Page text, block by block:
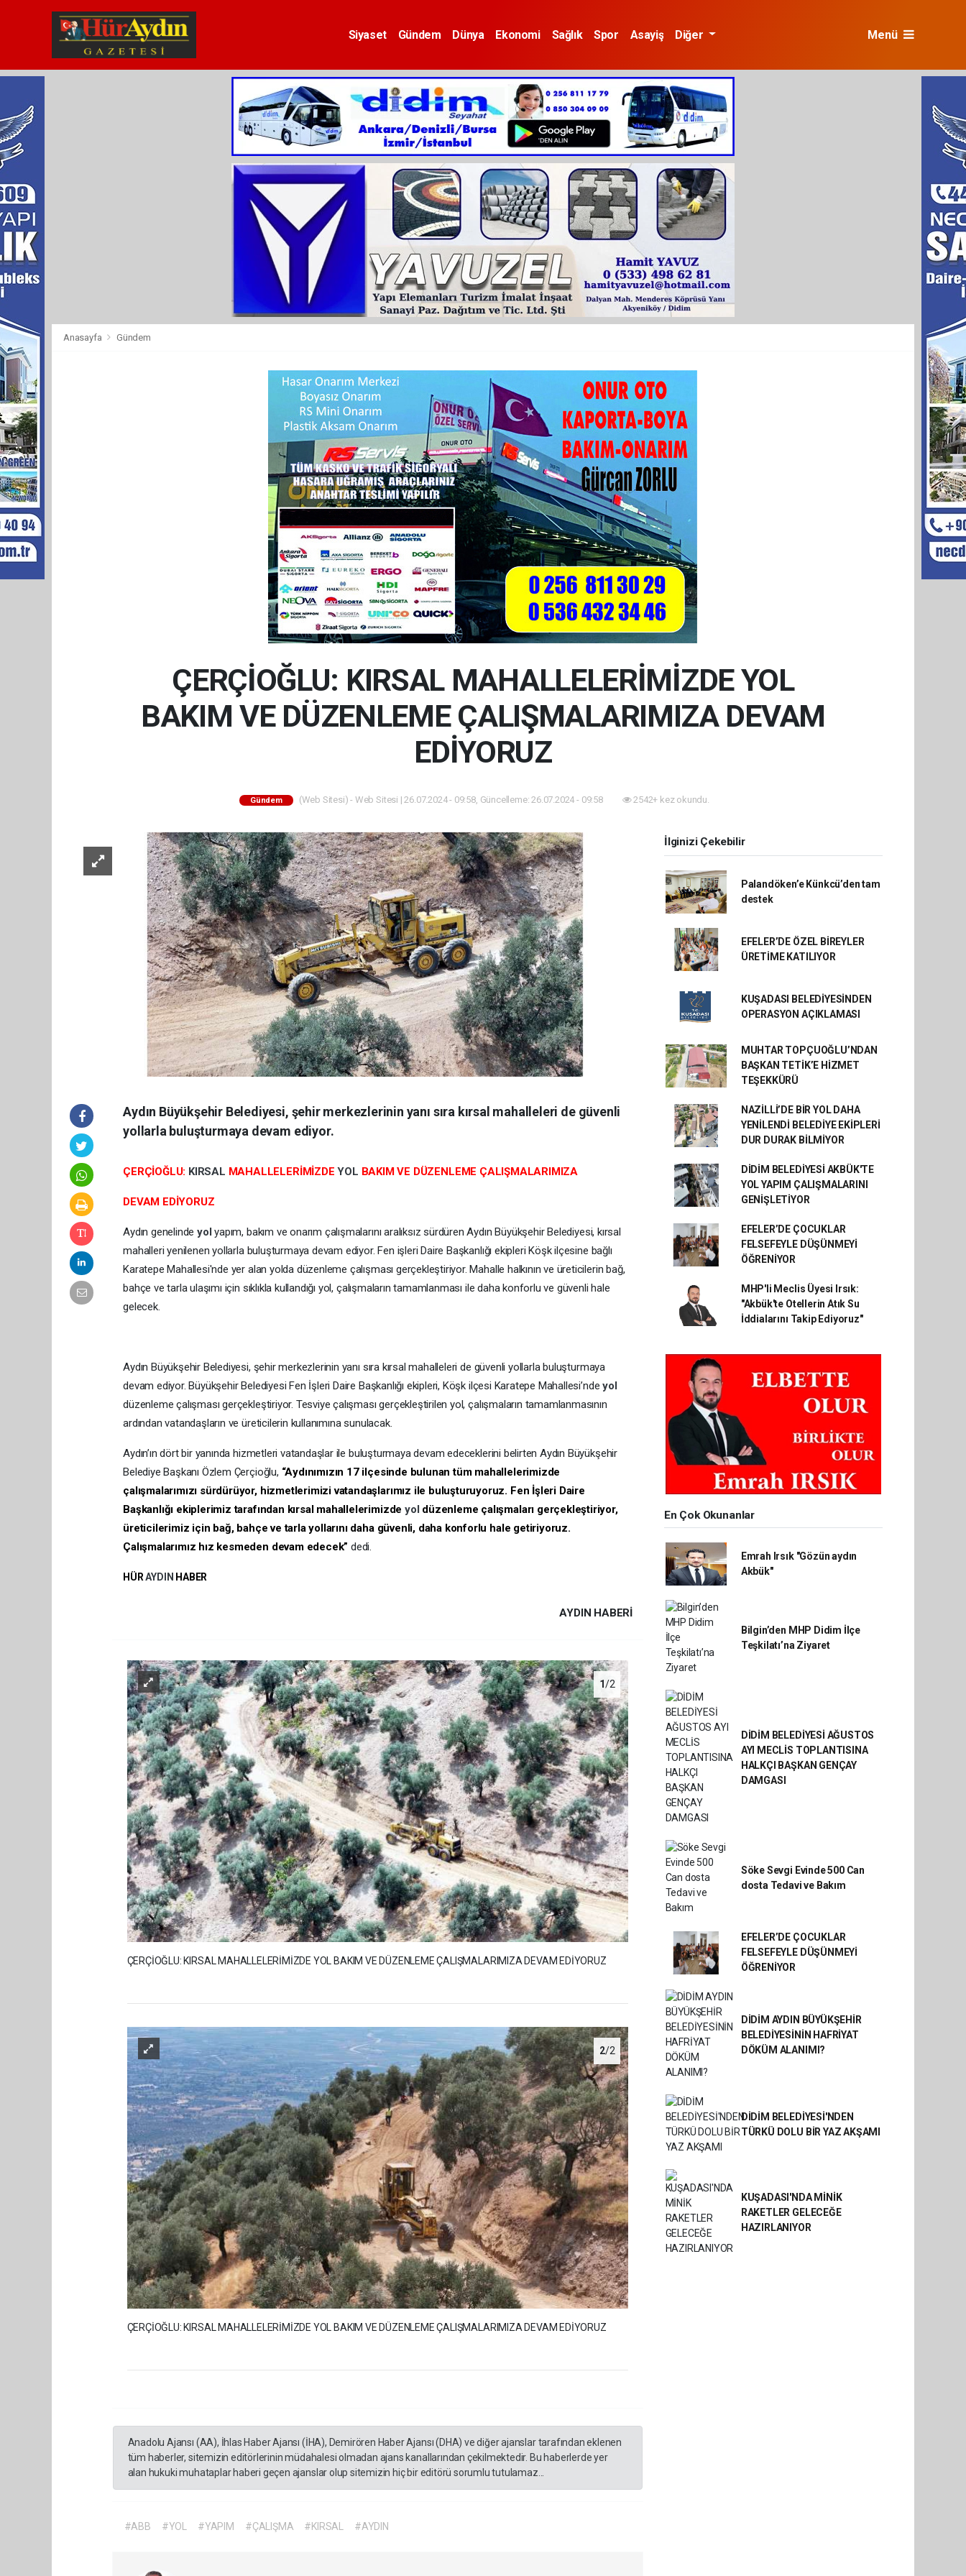
Siyaset Gündem Dünya Ekonomi Sağlık Spor Asayiş Diğer Menü
Anasayfa Gündem
ÇERÇİOĞLU: KIRSAL MAHALLELERİMİZDE YOL
BAKIM VE DÜZENLEME ÇALIŞMALARIMIZA DEVAM
EDİYORUZ
Gündem (Web Sitesi) - Web Sitesi | 26.07.2024 - 09:58, Güncelleme: 26.07.2024 - 09:58 2542+ kez okundu.
Aydın Büyükşehir Belediyesi, şehir merkezlerinin yanı sıra kırsal mahalleleri de güvenli
yollarla buluşturmaya devam ediyor.
ÇERÇİOĞLU: KIRSAL MAHALLELERİMİZDEYOL BAKIM VE DÜZENLEME ÇALIŞMALARIMIZA
DEVAM EDİYORUZ
Aydın genelindeyolyapım, bakım ve onarım çalışmalarını aralıksız sürdüren Aydın Büyükşehir Belediyesi, kırsal
mahalleri yenilenen yollarla buluşturmaya devam ediyor. Fen işleri Daire Başkanlığı ekipleri Köşk ilçesine bağlı
Karatepe Mahallesi'nde yer alan yolda düzenleme çalışması gerçekleştiriyor. Mahalle halkının ve üreticilerin bağ,
bahçe ve tarla ulaşımı için sıklıkla kullandığı yol, çalışmaların tamamlanması ile daha konforlu ve güvenli hale
gelecek.
Aydın Büyükşehir Belediyesi, şehir merkezlerinin yanı sıra kırsal mahalleleri de güvenli yollarla buluşturmaya
devam ediyor. Büyükşehir Belediyesi Fen İşleri Daire Başkanlığı ekipleri, Köşk ilçesi Karatepe Mahallesi’ndeyol
düzenleme çalışması gerçekleştiriyor. Tesviye çalışması gerçekleştirilen yol, çalışmaların tamamlanmasının
ardından vatandaşların ve üreticilerin kullanımına sunulacak.
Aydın’ın dört bir yanında hizmetleri vatandaşlar ile buluşturmaya devam edeceklerini belirten Aydın Büyükşehir
Belediye Başkanı Özlem Çerçioğlu, “Aydınımızın 17 ilçesinde bulunan tüm mahallelerimizde
çalışmalarımızı sürdürüyor, hizmetlerimizi vatandaşlarımız ile buluşturuyoruz. Fen İşleri Daire
Başkanlığı ekiplerimiz tarafından kırsal mahallelerimizde yol düzenleme çalışmaları gerçekleştiriyor,
üreticilerimiz için bağ, bahçe ve tarla yollarını daha güvenli, daha konforlu hale getiriyoruz.
Çalışmalarımız hız kesmeden devam edecek” dedi.
HÜRAYDIN HABER
AYDIN HABERİ
1/2
ÇERÇİOĞLU: KIRSAL MAHALLELERİMİZDE YOL BAKIM VE DÜZENLEME ÇALIŞMALARIMIZA DEVAM EDİYORUZ
2/2
ÇERÇİOĞLU: KIRSAL MAHALLELERİMİZDE YOL BAKIM VE DÜZENLEME ÇALIŞMALARIMIZA DEVAM EDİYORUZ
Anadolu Ajansı (AA), İhlas Haber Ajansı (İHA), Demirören Haber Ajansı (DHA) ve diğer ajanslar tarafından eklenen
tüm haberler, sitemizin editörlerinin müdahalesi olmadan ajans kanallarından çekilmektedir. Bu haberlerde yer
alan hukuki muhataplar haberi geçen ajanslar olup sitemizin hiç bir editörü sorumlu tutulamaz...
#ABB #YOL #YAPIM #ÇALIŞMA #KIRSAL #AYDIN
İlginizi Çekebilir
Palandöken’e Künkcü’den tam
destek
EFELER’DE ÖZEL BİREYLER
ÜRETİME KATILIYOR
KUŞADASI BELEDİYESİNDEN
OPERASYON AÇIKLAMASI
MUHTAR TOPÇUOĞLU’NDAN
BAŞKAN TETİK’E HİZMET
TEŞEKKÜRÜ
NAZİLLİ’DE BİR YOL DAHA
YENİLENDİ BELEDİYE EKİPLERİ
DUR DURAK BİLMİYOR
DİDİM BELEDİYESİ AKBÜK'TE
YOL YAPIM ÇALIŞMALARINI
GENİŞLETİYOR
EFELER’DE ÇOCUKLAR
FELSEFEYLE DÜŞÜNMEYİ
ÖĞRENİYOR
MHP'li Meclis Üyesi Irsık:
"Akbük'te Otellerin Atık Su
İddialarını Takip Ediyoruz"
En Çok Okunanlar
Emrah Irsık "Gözün aydın
Akbük"
Bilgin’den MHP Didim İlçe
Teşkilatı’na Ziyaret
DİDİM BELEDİYESİ AĞUSTOS
AYI MECLİS TOPLANTISINA
HALKÇI BAŞKAN GENÇAY
DAMGASI
Söke Sevgi Evinde 500 Can
dosta Tedavi ve Bakım
EFELER’DE ÇOCUKLAR
FELSEFEYLE DÜŞÜNMEYİ
ÖĞRENİYOR
DİDİM AYDIN BÜYÜKŞEHİR
BELEDİYESİNİN HAFRİYAT
DÖKÜM ALANIMI?
DİDİM BELEDİYESİ'NDEN
TÜRKÜ DOLU BİR YAZ AKŞAMI
KUŞADASI'NDA MİNİK
RAKETLER GELECEĞE
HAZIRLANIYOR